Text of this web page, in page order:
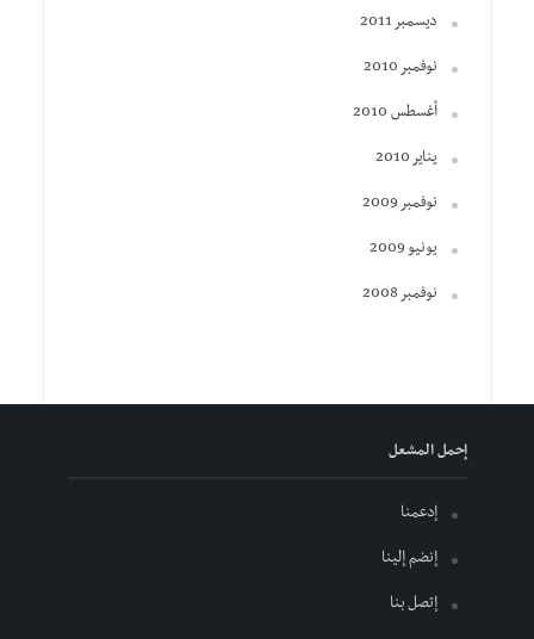
ديسمبر 2011
نوفمبر 2010
أغسطس 2010
يناير 2010
نوفمبر 2009
يونيو 2009
نوفمبر 2008
إحمل المشعل
إدعمنا
إنضم إلينا
إتصل بنا